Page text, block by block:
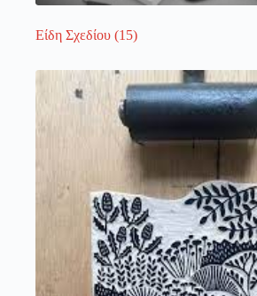
Είδη Σχεδίου (15)